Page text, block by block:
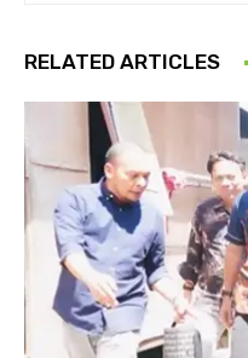
RELATED ARTICLES